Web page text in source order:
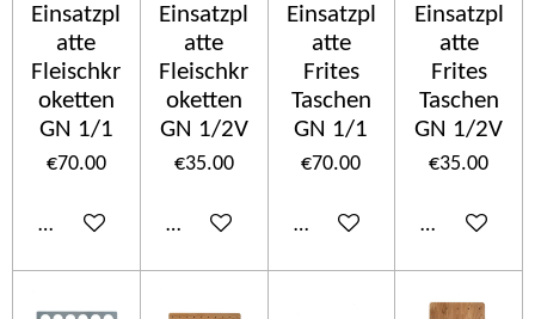
Einsatzpl
atte
Fleischkr
oketten
GN 1/1
€70.00
Add to cart
Einsatzpl
atte
Fleischkr
oketten
GN 1/2V
€35.00
Add to cart
Einsatzpl
atte
Frites
Taschen
GN 1/1
€70.00
Add to cart
Einsatzpl
atte
Frites
Taschen
GN 1/2V
€35.00
Add to cart